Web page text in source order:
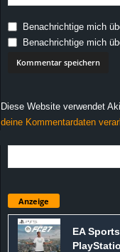
Benachrichtige mich
Benachrichtige mich
Diese Website verwendet
deine Kommentardaten
Anzeige
EA